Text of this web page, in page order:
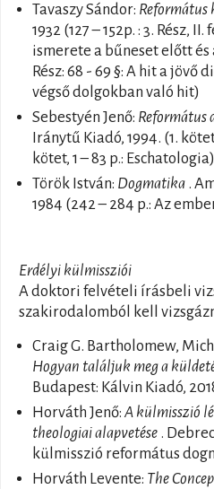
Tavaszy Sándor: Református
1932 (127 – 152p. : 3. Rész,
ismerete a bűneset előtt és
Rész: 68 - 69 §: A hit a jövő
végső dolgokban való hit)
Sebestyén Jenő: Református
Iránytű Kiadó, 1994. (1.
kötet, 1 – 83 p.: Eschatologia)
Török István: Dogmatika .
1984 (242 – 284 p.: Az
Erdélyi külmissziói
A doktori felvételi írásbeli
szakirodalomból kell
Craig G. Bartholomew,
Hogyan találjuk meg a
Budapest: Kálvin Kiadó,
Horváth Jenő: A külmisszió
theologiai alapvetése .
külmisszió református
Horváth Levente: The